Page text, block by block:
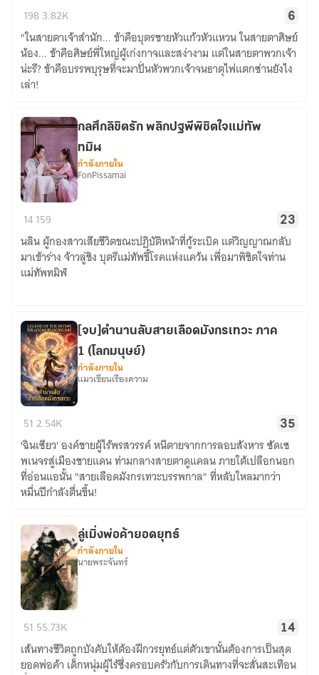
บังคับ!
ใหม่
เป็น
นาย
น้อย
เจ้า
พร้อม
ระบบ
นัก
ลงทุน
ไร้
พ่าย"
198 3.82K 6
​"ในสายตาเจ้าสำนัก... ข้าคือบุตรชายหัวแก้วหัวแหวน ในสายตาศิษย์
น้อง... ข้าคือศิษย์พี่ใหญ่ผู้เก่งกาจและสง่างาม แต่ในสายตาพวกเจ้า
น่ะรึ? ข้าคือบรรพบุรุษที่จะมาปั่นหัวพวกเจ้าจนธาตุไฟแตกซ่านยังไง
เล่า!
ศึก
ลิขิต
รัก
พลิก
ใจ
แม่ทัพ
ทมิฬ
กลศึกลิขิตรัก พลิกปฐพีพิชิตใจแม่ทัพ
ทมิฬ
กำลังภายใน
FonPissamai
14159 23
นลิน ผู้กองสาวเสียชีวิตขณะปฏิบัติหน้าที่กู้ระเบิด แต่วิญญาณกลับ
มาเข้าร่าง จ้าวลู่ชิง บุตรีแม่ทัพขี้โรคแห่งแคว้น เพื่อมาพิชิตใจท่าน
แม่ทัพทมิฬ
ลับ
สาย
เลือด
มังกร
เทวะ
1
(โลก
มนุษย์)
[จบ]ตำนานลับสายเลือดมังกรเทวะ ภาค
1 (โลกมนุษย์)
กำลังภายใน
แมวเขียนเรียงความ
51 2.54K 35
'ฉินเซียว' องค์ชายผู้ไร้พรสวรรค์ หนีตายจากการลอบสังหาร ซัดเซ
พเนจรสู่เมืองชายแดน ท่ามกลางสายตาดูแคลน ภายใต้เปลือกนอก
ที่อ่อนแอนั้น "สายเลือดมังกรเทวะบรรพกาล" ที่หลับใหลมากว่า
หมื่นปีกำลังตื่นขึ้น!
เมิ่ง
พ่อค้า
ยอด
ลู่เมิ่งพ่อค้ายอดยุทธ์
กำลังภายใน
นายพระจันทร์
51 55.73K 14
เส้นทางชีวิตถูกบังคับให้ต้องฝึกวรยุทธ์แต่ตัวเขานั้นต้องการเป็นสุด
ยอดพ่อค้า เด็กหนุ่มผู้ไร้ซึ่งครอบครัวกับการเดินทางที่จะสั่นสะเทือน